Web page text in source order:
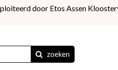
door Etos Assen
zoeken